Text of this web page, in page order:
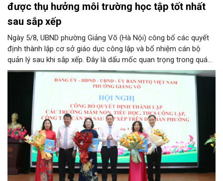
được thụ hưởng môi trường học tập tốt nhất
sau sắp xếp
Ngày 5/8, UBND phường Giảng Võ (Hà Nội) công bố các quyết
định thành lập cơ sở giáo dục công lập và bổ nhiệm cán bộ
quản lý sau khi sắp xếp. Đây là dấu mốc quan trọng trong quá
trình kiện toàn tổ chức bộ máy, thực hiện chủ trương tinh gọn,
nâng cao hiệu lực, hiệu quả quản lý theo các nghị quyết của
Trung ương và kế hoạch của UBND TP Hà Nội.